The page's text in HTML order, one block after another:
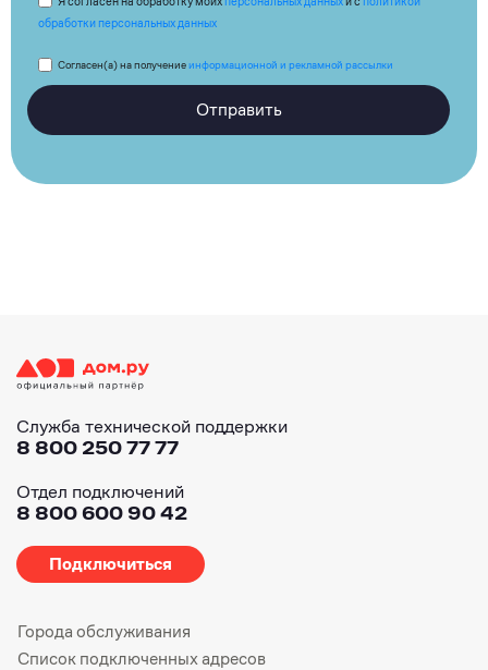
обработки персональных данных
Согласен(а) на получениеинформационной и рекламной рассылки
Отправить
Служба технической поддержки
8 800 250 77 77
Отдел подключений
8 800 600 90 42
Подключиться
Города обслуживания
Список подключенных адресов